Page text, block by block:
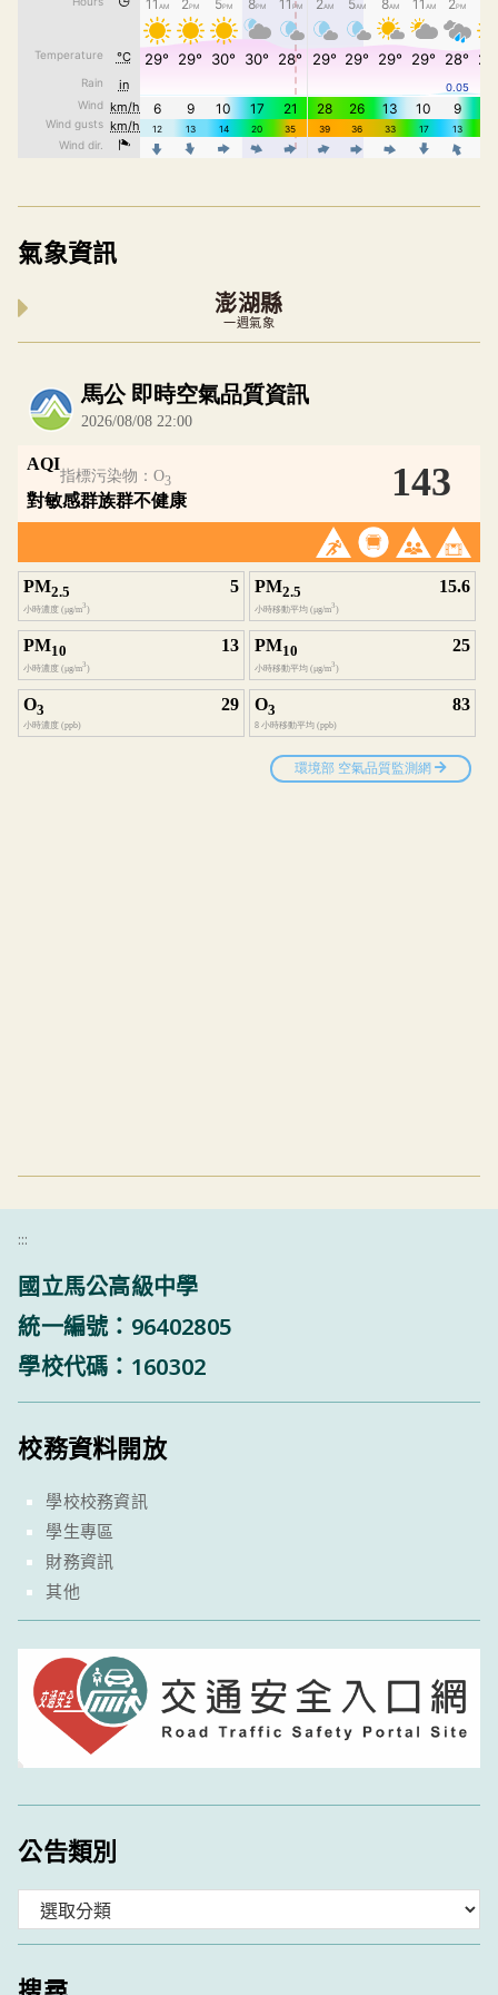
氣象資訊
澎湖縣
一週氣象
內嵌空氣品質小工具為視覺預覽，完整即時空
:::
國立馬公高級中學
統一編號：96402805
學校代碼：160302
校務資料開放
學校校務資訊
學生專區
財務資訊
其他
公告類別
類